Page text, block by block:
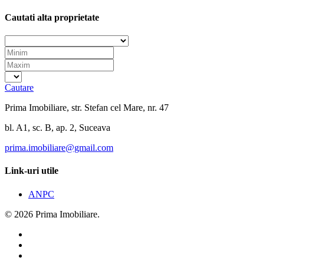
Cautati alta proprietate
Cautare
Prima Imobiliare, str. Stefan cel Mare, nr. 47
bl. A1, sc. B, ap. 2, Suceava
prima.imobiliare@gmail.com
Link-uri utile
ANPC
© 2026 Prima Imobiliare.